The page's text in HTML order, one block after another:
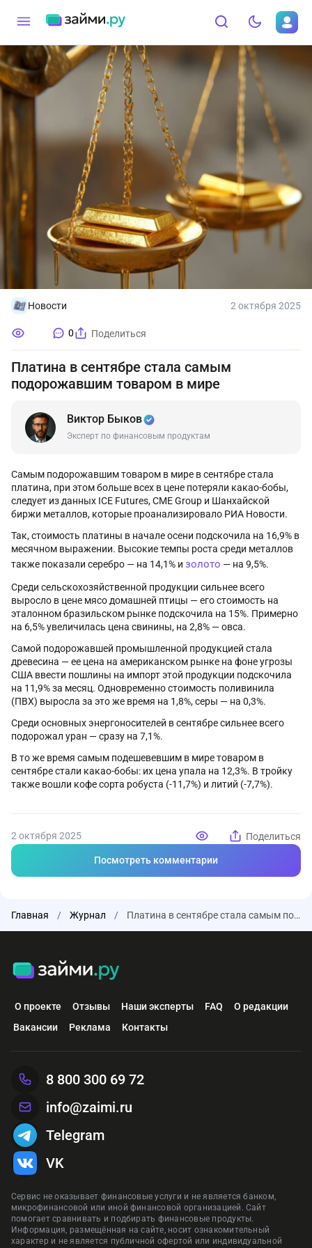
Новости 2 октября 2025
0 Поделиться
Платина в сентябре стала самым
подорожавшим товаром в мире
Виктор Быков
Эксперт по финансовым продуктам
Самым подорожавшим товаром в мире в сентябре стала
платина, при этом больше всех в цене потеряли какао-бобы,
следует из данных ICE Futures, CME Group и Шанхайской
биржи металлов, которые проанализировало РИА Новости.
Так, стоимость платины в начале осени подскочила на 16,9% в
месячном выражении. Высокие темпы роста среди металлов
также показали серебро — на 14,1% и золото — на 9,5%.
Среди сельскохозяйственной продукции сильнее всего
выросло в цене мясо домашней птицы — его стоимость на
эталонном бразильском рынке подскочила на 15%. Примерно
на 6,5% увеличилась цена свинины, на 2,8% — овса.
Самой подорожавшей промышленной продукцией стала
древесина — ее цена на американском рынке на фоне угрозы
США ввести пошлины на импорт этой продукции подскочила
на 11,9% за месяц. Одновременно стоимость поливинила
(ПВХ) выросла за это же время на 1,8%, серы — на 0,3%.
Среди основных энергоносителей в сентябре сильнее всего
подорожал уран — сразу на 7,1%.
В то же время самым подешевевшим в мире товаром в
сентябре стали какао-бобы: их цена упала на 12,3%. В тройку
также вошли кофе сорта робуста (-11,7%) и литий (-7,7%).
2 октября 2025 Поделиться
Посмотреть комментарии
Главная / Журнал / Платина в сентябре стала самым подорожавшим товаром в мире
О проекте Отзывы Наши эксперты FAQ
О редакции
Вакансии
Реклама Контакты
Сервис не оказывает финансовые услуги и не является банком,
микрофинансовой или иной финансовой организацией. Сайт
помогает сравнивать и подбирать финансовые продукты.
Информация, размещённая на сайте, носит ознакомительный
характер и не является публичной офертой или индивидуальной
8 800 300 69 72
info@zaimi.ru
Telegram
VK